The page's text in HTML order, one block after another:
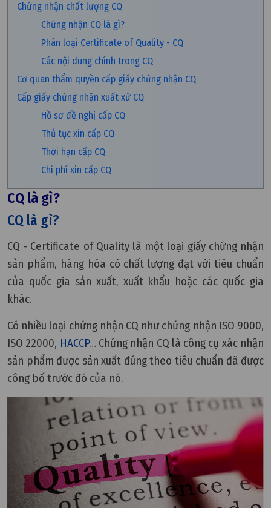
Chứng nhận chất lượng CQ
Chứng nhận CQ là gì?
Phân loại Certificate of Quality - CQ
Các nội dung chính trong CQ
Cơ quan thẩm quyền cấp giấy chứng nhận CQ
Cấp giấy chứng nhận xuất xứ CQ
Hồ sơ đề nghị cấp CQ
Thủ tục xin cấp CQ
Thời hạn cấp CQ
Chi phí xin cấp CQ
CQ là gì?
CQ là gì?
CQ - Certificate of Quality là một loại giấy chứng nhận
sản phẩm, hàng hóa có chất lượng đạt với tiêu chuẩn
của quốc gia sản xuất, xuất khẩu hoặc các quốc gia
khác.
Có nhiều loại chứng nhận CQ như chứng nhận ISO 9000,
ISO 22000, HACCP… Chứng nhận CQ là công cụ xác nhận
sản phẩm được sản xuất đúng theo tiêu chuẩn đã được
công bố trước đó của nó.